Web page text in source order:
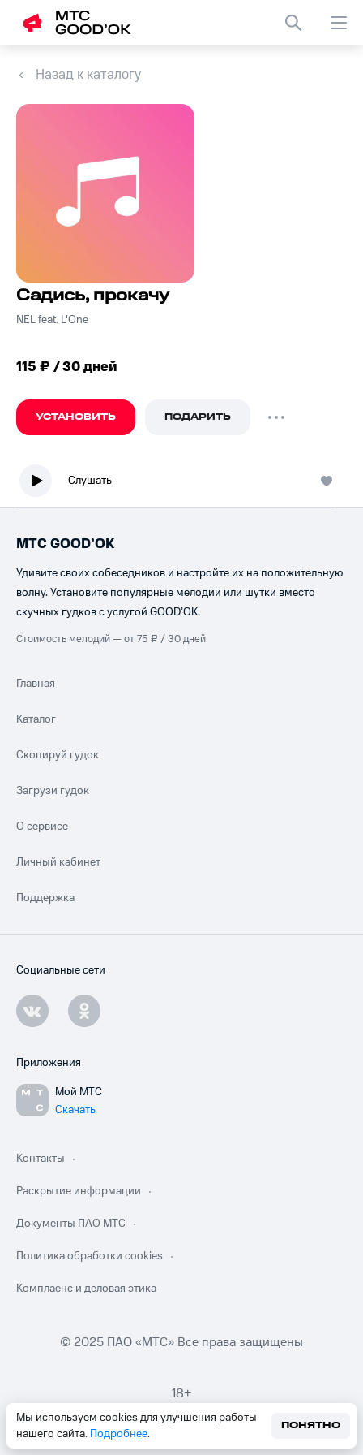
Назад к каталогу
Садись, прокачу
NEL feat. L'One
115 ₽ / 30 дней
УСТАНОВИТЬ ПОДАРИТЬ
Слушать
Мы используем cookies для улучшения работы
нашего сайта. Подробнее.
ПОНЯТНО
МТС GOOD’OK
Удивите своих собеседников и настройте их на положительную
волну. Установите популярные мелодии или шутки вместо
скучных гудков с услугой GOOD’OK.
Стоимость мелодий — от 75 ₽ / 30 дней
Главная
Каталог
Скопируй гудок
Загрузи гудок
О сервисе
Личный кабинет
Поддержка
Социальные сети
Приложения
Мой МТС
Скачать
Контакты
Раскрытие информации
Документы ПАО МТС
Политика обработки cookies
Комплаенс и деловая этика
© 2025 ПАО «МТС» Все права защищены
18+